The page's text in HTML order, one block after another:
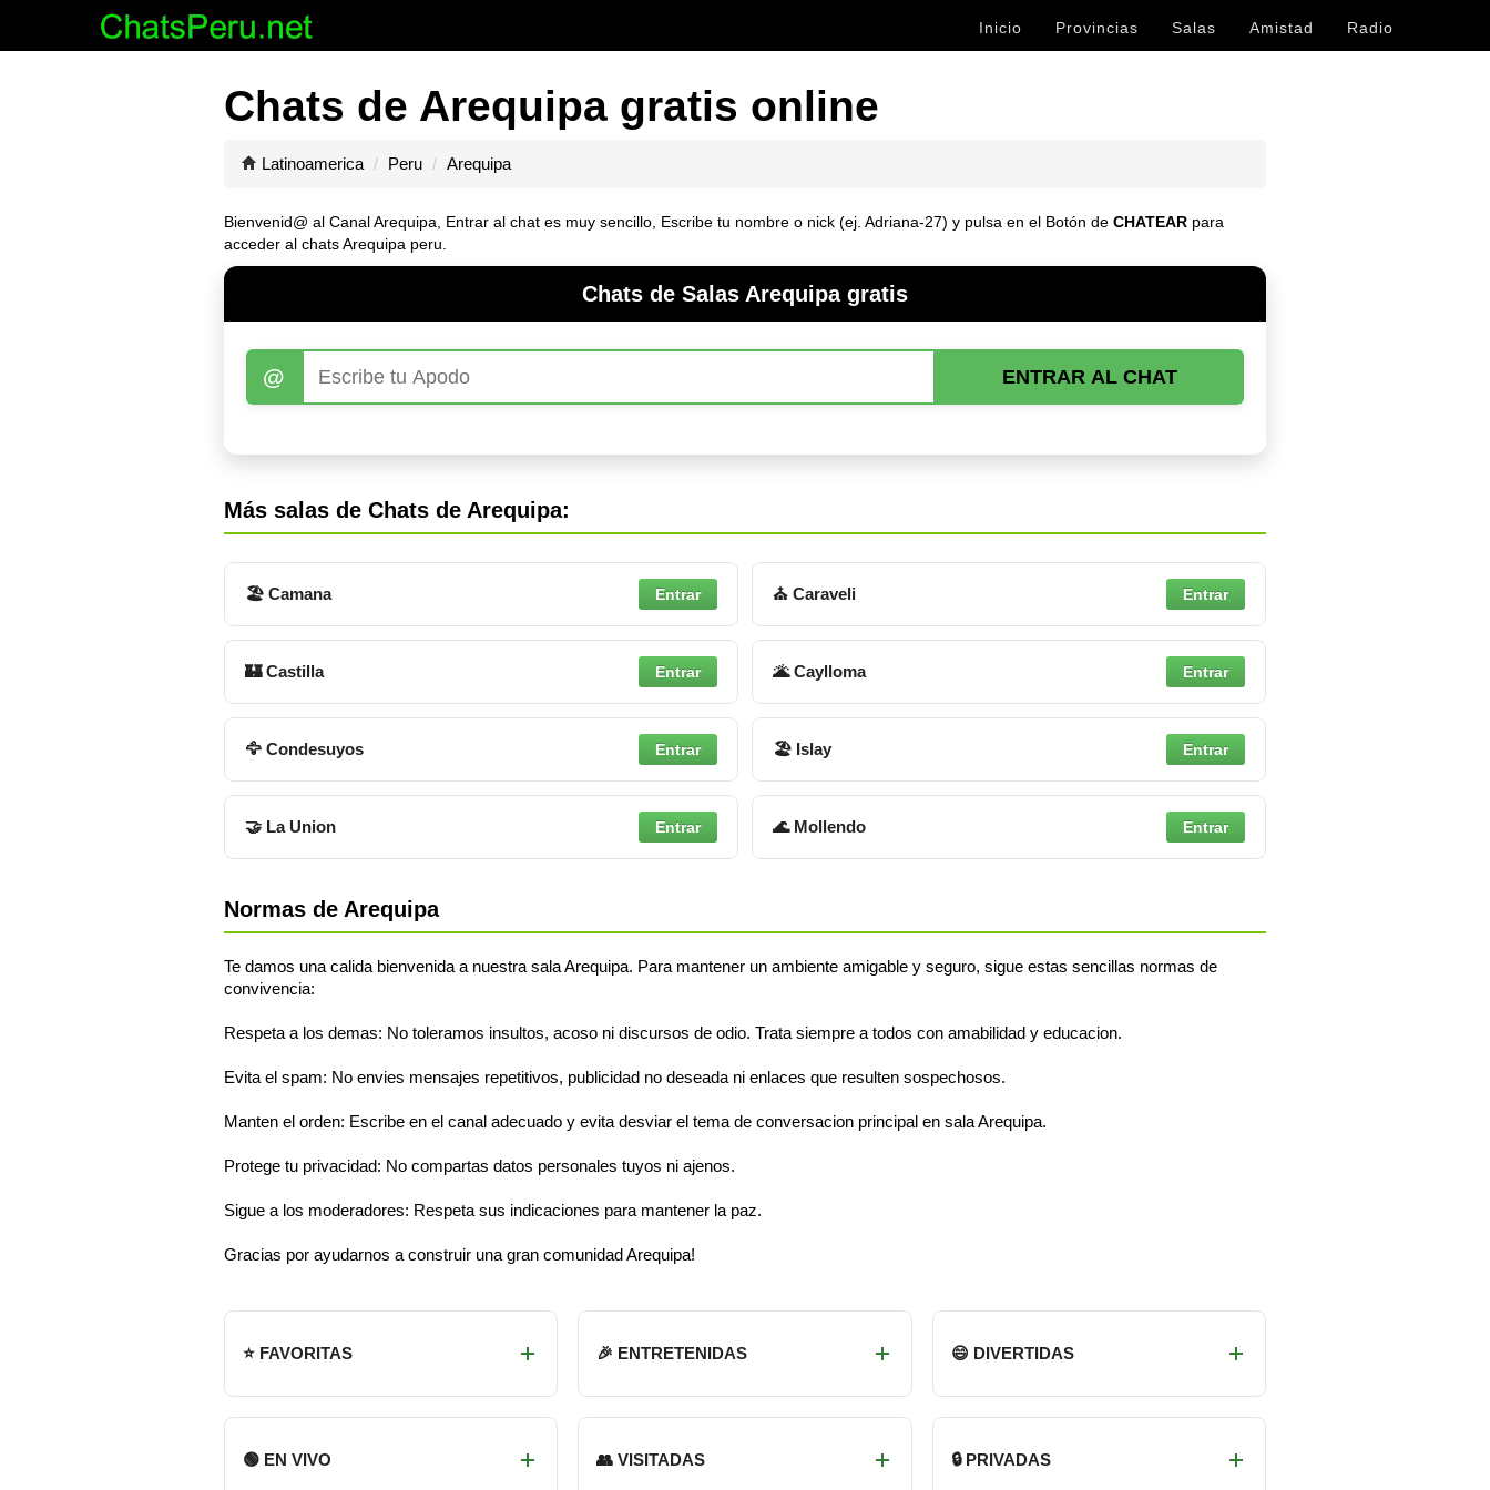
Inicio Provincias Salas Amistad Radio
Chats de Arequipa gratis online
Latinoamerica Peru Arequipa
Bienvenid@ al CanalArequipa , Entrar al chat es muy sencillo, Escribe tu nombre o nick (ej. Adriana-27) y pulsa en el Botón de CHATEAR para
acceder al chats Arequipa peru.
Chats de Salas Arequipa gratis
@ ENTRAR AL CHAT
Más salas de Chats de Arequipa:
🏖 Camana Entrar ⛪ Caraveli Entrar
🏰 Castilla Entrar 🌋 Caylloma Entrar
🦅 Condesuyos Entrar 🏖 Islay Entrar
🤝 La Union Entrar 🌊 Mollendo Entrar
Normas de Arequipa
Te damos una calida bienvenida a nuestra sala Arequipa. Para mantener un ambiente amigable y seguro, sigue estas sencillas normas de
convivencia:
Respeta a los demas: No toleramos insultos, acoso ni discursos de odio. Trata siempre a todos con amabilidad y educacion.
Evita el spam: No envies mensajes repetitivos, publicidad no deseada ni enlaces que resulten sospechosos.
Manten el orden: Escribe en el canal adecuado y evita desviar el tema de conversacion principal en sala Arequipa.
Protege tu privacidad: No compartas datos personales tuyos ni ajenos.
Sigue a los moderadores: Respeta sus indicaciones para mantener la paz.
Gracias por ayudarnos a construir una gran comunidad Arequipa!
⭐ FAVORITAS 🎉 ENTRETENIDAS 😄 DIVERTIDAS
🟢 EN VIVO 👥 VISITADAS 🔒 PRIVADAS